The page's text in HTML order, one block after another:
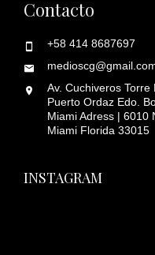
Contacto
+58 414 8687697
Av. Cuchiveros Torre
Puerto Ordaz Edo.
Miami Adress | 6010
Miami Florida 33015
INSTAGRAM